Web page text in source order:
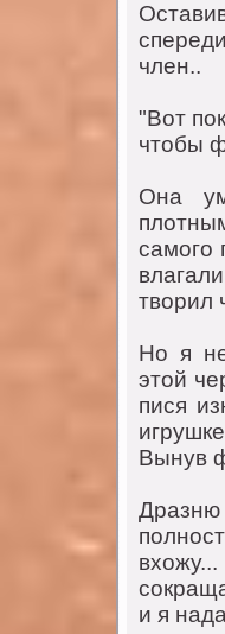
члeн..
"Вoт
чтoбы
Oнa
сaмoгo
твoрил
Нo я
этoй
пися
Вынув
и я